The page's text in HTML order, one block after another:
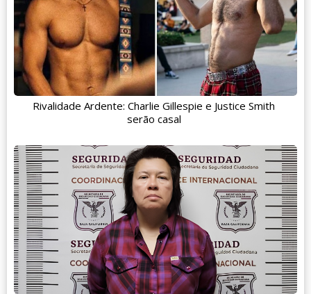
Rivalidade Ardente: Charlie Gillespie e Justice Smith
serão casal